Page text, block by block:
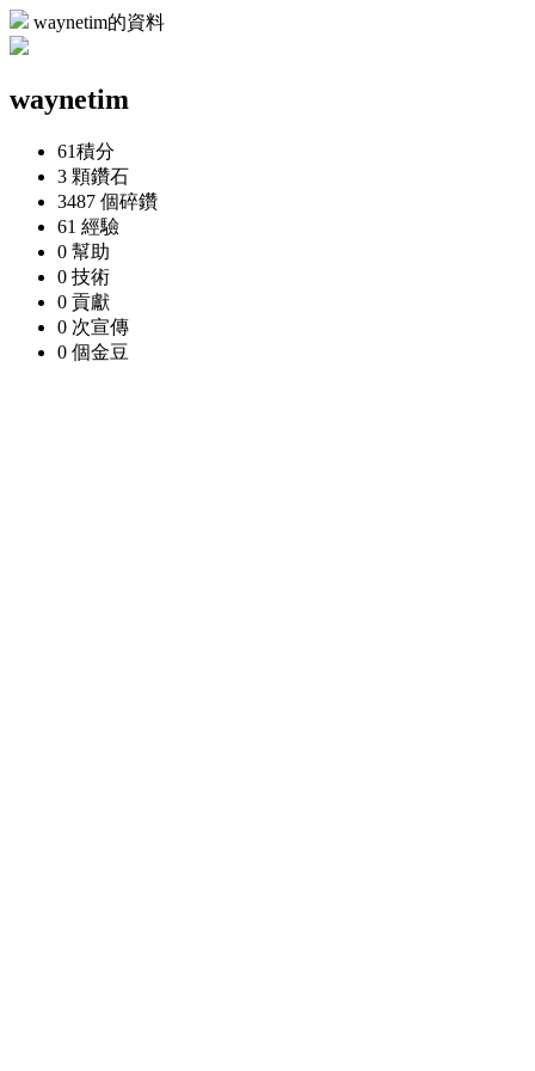
waynetim的資料
waynetim
61積分
3 顆鑽石
3487 個碎鑽
61 經驗
0 幫助
0 技術
0 貢獻
0 次宣傳
0 個金豆